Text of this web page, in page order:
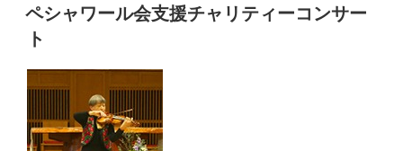
誕
お
め
で
う
ご
ペシャワール会支援チャリティーコンサー
ト